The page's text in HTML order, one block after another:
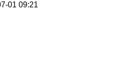
01 09:21